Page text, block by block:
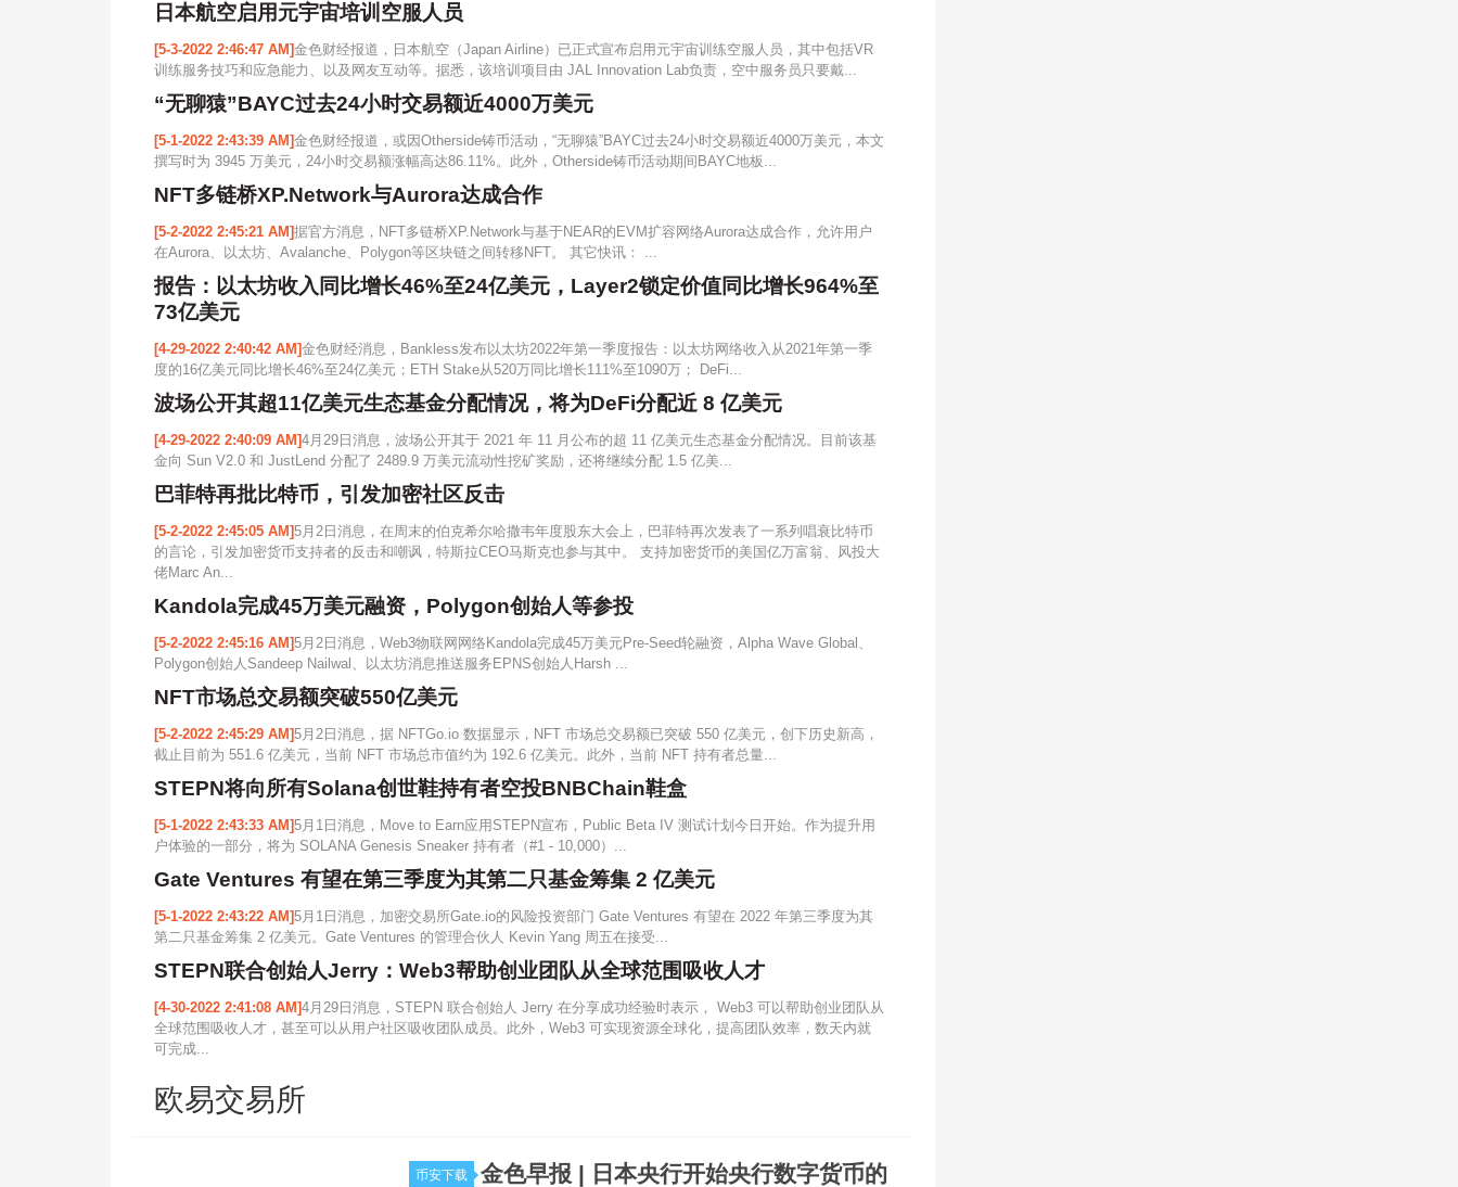
日本航空启用元宇宙培训空服人员
[5-3-2022 2:46:47 AM]金色财经报道，日本航空（Japan Airline）已正式宣布启用元宇宙训练空服人员，其中包括VR
训练服务技巧和应急能力、以及网友互动等。据悉，该培训项目由 JAL Innovation Lab负责，空中服务员只要戴...
“无聊猿”BAYC过去24小时交易额近4000万美元
[5-1-2022 2:43:39 AM]金色财经报道，或因Otherside铸币活动，“无聊猿”BAYC过去24小时交易额近4000万美元，本文
撰写时为 3945 万美元，24小时交易额涨幅高达86.11%。此外，Otherside铸币活动期间BAYC地板...
NFT多链桥XP.Network与Aurora达成合作
[5-2-2022 2:45:21 AM]据官方消息，NFT多链桥XP.Network与基于NEAR的EVM扩容网络Aurora达成合作，允许用户
在Aurora、以太坊、Avalanche、Polygon等区块链之间转移NFT。 其它快讯： ...
报告：以太坊收入同比增长46%至24亿美元，Layer2锁定价值同比增长964%至
73亿美元
[4-29-2022 2:40:42 AM]金色财经消息，Bankless发布以太坊2022年第一季度报告：以太坊网络收入从2021年第一季
度的16亿美元同比增长46%至24亿美元；ETH Stake从520万同比增长111%至1090万； DeFi...
波场公开其超11亿美元生态基金分配情况，将为DeFi分配近 8 亿美元
[4-29-2022 2:40:09 AM]4月29日消息，波场公开其于 2021 年 11 月公布的超 11 亿美元生态基金分配情况。目前该基
金向 Sun V2.0 和 JustLend 分配了 2489.9 万美元流动性挖矿奖励，还将继续分配 1.5 亿美...
巴菲特再批比特币，引发加密社区反击
[5-2-2022 2:45:05 AM]5月2日消息，在周末的伯克希尔哈撒韦年度股东大会上，巴菲特再次发表了一系列唱衰比特币
的言论，引发加密货币支持者的反击和嘲讽，特斯拉CEO马斯克也参与其中。 支持加密货币的美国亿万富翁、风投大
佬Marc An...
Kandola完成45万美元融资，Polygon创始人等参投
[5-2-2022 2:45:16 AM]5月2日消息，Web3物联网网络Kandola完成45万美元Pre-Seed轮融资，Alpha Wave Global、
Polygon创始人Sandeep Nailwal、以太坊消息推送服务EPNS创始人Harsh ...
NFT市场总交易额突破550亿美元
[5-2-2022 2:45:29 AM]5月2日消息，据 NFTGo.io 数据显示，NFT 市场总交易额已突破 550 亿美元，创下历史新高，
截止目前为 551.6 亿美元，当前 NFT 市场总市值约为 192.6 亿美元。此外，当前 NFT 持有者总量...
STEPN将向所有Solana创世鞋持有者空投BNBChain鞋盒
[5-1-2022 2:43:33 AM]5月1日消息，Move to Earn应用STEPN宣布，Public Beta IV 测试计划今日开始。作为提升用
户体验的一部分，将为 SOLANA Genesis Sneaker 持有者（#1 - 10,000）...
Gate Ventures 有望在第三季度为其第二只基金筹集 2 亿美元
[5-1-2022 2:43:22 AM]5月1日消息，加密交易所Gate.io的风险投资部门 Gate Ventures 有望在 2022 年第三季度为其
第二只基金筹集 2 亿美元。Gate Ventures 的管理合伙人 Kevin Yang 周五在接受...
STEPN联合创始人Jerry：Web3帮助创业团队从全球范围吸收人才
[4-30-2022 2:41:08 AM]4月29日消息，STEPN 联合创始人 Jerry 在分享成功经验时表示， Web3 可以帮助创业团队从
全球范围吸收人才，甚至可以从用户社区吸收团队成员。此外，Web3 可实现资源全球化，提高团队效率，数天内就
可完成...
欧易交易所
币安下载
金色早报 | 日本央行开始央行数字货币的